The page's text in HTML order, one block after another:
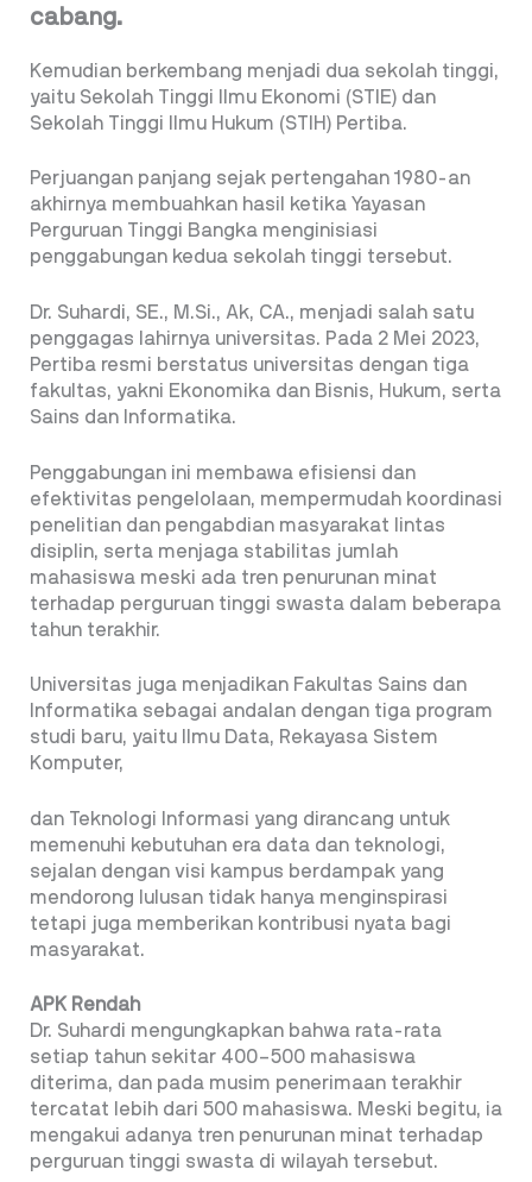
cabang.
Kemudian berkembang menjadi dua sekolah tinggi,
yaitu Sekolah Tinggi Ilmu Ekonomi (STIE) dan
Sekolah Tinggi Ilmu Hukum (STIH) Pertiba.
Perjuangan panjang sejak pertengahan 1980-an
akhirnya membuahkan hasil ketika Yayasan
Perguruan Tinggi Bangka menginisiasi
penggabungan kedua sekolah tinggi tersebut.
Dr. Suhardi, SE., M.Si., Ak, CA., menjadi salah satu
penggagas lahirnya universitas. Pada 2 Mei 2023,
Pertiba resmi berstatus universitas dengan tiga
fakultas, yakni Ekonomika dan Bisnis, Hukum, serta
Sains dan Informatika.
Penggabungan ini membawa efisiensi dan
efektivitas pengelolaan, mempermudah koordinasi
penelitian dan pengabdian masyarakat lintas
disiplin, serta menjaga stabilitas jumlah
mahasiswa meski ada tren penurunan minat
terhadap perguruan tinggi swasta dalam beberapa
tahun terakhir.
Universitas juga menjadikan Fakultas Sains dan
Informatika sebagai andalan dengan tiga program
studi baru, yaitu Ilmu Data, Rekayasa Sistem
Komputer,
dan Teknologi Informasi yang dirancang untuk
memenuhi kebutuhan era data dan teknologi,
sejalan dengan visi kampus berdampak yang
mendorong lulusan tidak hanya menginspirasi
tetapi juga memberikan kontribusi nyata bagi
masyarakat.
APK Rendah
Dr. Suhardi mengungkapkan bahwa rata-rata
setiap tahun sekitar 400–500 mahasiswa
diterima, dan pada musim penerimaan terakhir
tercatat lebih dari 500 mahasiswa. Meski begitu, ia
mengakui adanya tren penurunan minat terhadap
perguruan tinggi swasta di wilayah tersebut.